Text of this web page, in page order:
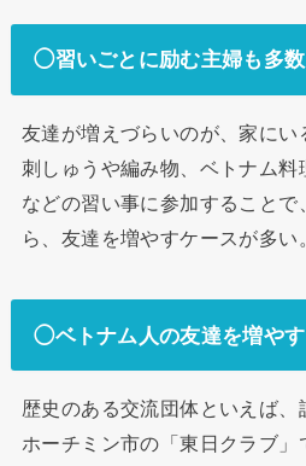
◯習いごとに励む主婦も多数
友達が増えづらいのが、家にい
刺しゅうや編み物、ベトナム
などの習い事に参加すること
ら、友達を増やすケースが多い
◯ベトナム人の友達を増やす
歴史のある交流団体といえば、
ホーチミン市の「東日クラブ